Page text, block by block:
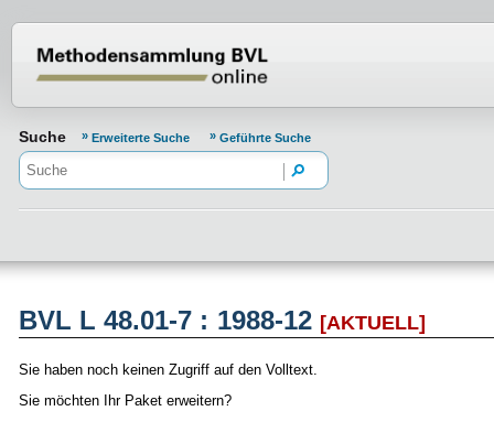
Suche Erweiterte Suche Geführte Suche
BVL L 48.01-7 : 1988-12 [AKTUELL]
Sie haben noch keinen Zugriff auf den Volltext.
Sie möchten Ihr Paket erweitern?